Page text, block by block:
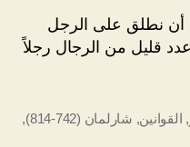
أن نطلق على الرجل
قليل من الرجال رجلاً
, القوانين, شارلمان (742-814)
,